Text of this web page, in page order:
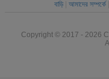
বাড়ি| আমাদের সম্পর্কে|
Copyright © 2017 - 2026